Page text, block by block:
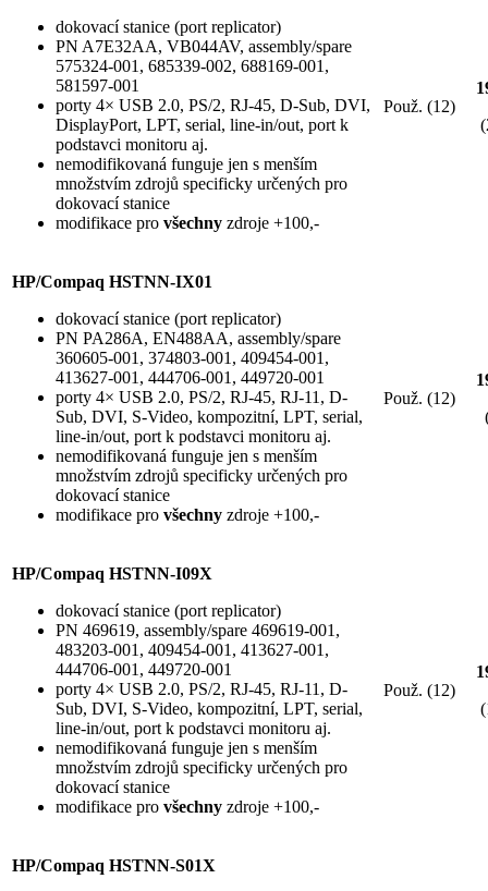
dokovací stanice (port replicator)
PN A7E32AA, VB044AV, assembly/spare
575324-001, 685339-002, 688169-001,
581597-001
porty 4× USB 2.0, PS/2, RJ-45, D-Sub, DVI,
DisplayPort, LPT, serial, line-in/out, port k
podstavci monitoru aj.
nemodifikovaná funguje jen s menším
množstvím zdrojů specificky určených pro
dokovací stanice
modifikace pro všechny zdroje +100,-
Použ. (12)
HP/Compaq HSTNN-IX01
dokovací stanice (port replicator)
PN PA286A, EN488AA, assembly/spare
360605-001, 374803-001, 409454-001,
413627-001, 444706-001, 449720-001
porty 4× USB 2.0, PS/2, RJ-45, RJ-11, D-
Sub, DVI, S-Video, kompozitní, LPT, serial,
line-in/out, port k podstavci monitoru aj.
nemodifikovaná funguje jen s menším
množstvím zdrojů specificky určených pro
dokovací stanice
modifikace pro všechny zdroje +100,-
Použ. (12)
HP/Compaq HSTNN-I09X
dokovací stanice (port replicator)
PN 469619, assembly/spare 469619-001,
483203-001, 409454-001, 413627-001,
444706-001, 449720-001
porty 4× USB 2.0, PS/2, RJ-45, RJ-11, D-
Sub, DVI, S-Video, kompozitní, LPT, serial,
line-in/out, port k podstavci monitoru aj.
nemodifikovaná funguje jen s menším
množstvím zdrojů specificky určených pro
dokovací stanice
modifikace pro všechny zdroje +100,-
Použ. (12)
HP/Compaq HSTNN-S01X